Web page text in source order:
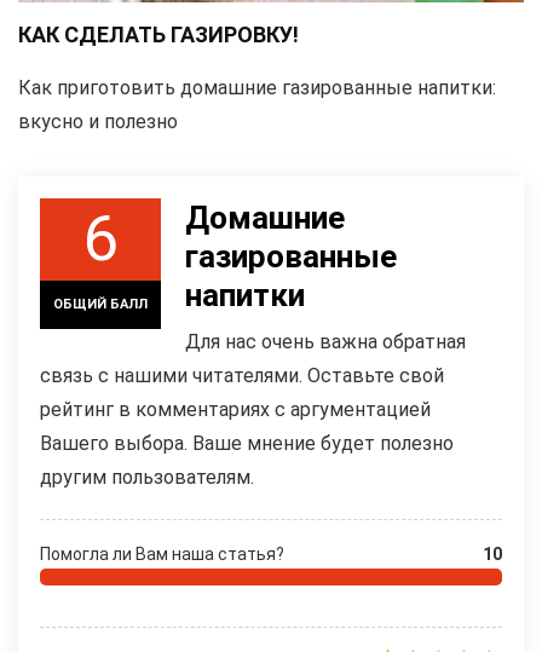
КАК СДЕЛАТЬ ГАЗИРОВКУ!
Как приготовить домашние газированные напитки:
вкусно и полезно
6
ОБЩИЙ БАЛЛ
Домашние
газированные
напитки
Для нас очень важна обратная
связь с нашими читателями. Оставьте свой
рейтинг в комментариях с аргументацией
Вашего выбора. Ваше мнение будет полезно
другим пользователям.
Помогла ли Вам наша статья? 10